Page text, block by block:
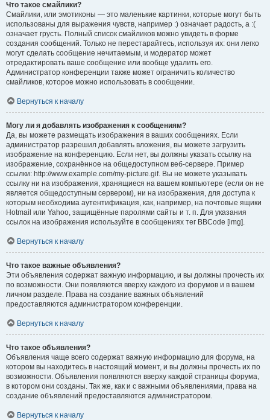
Что такое смайлики?
Смайлики, или эмотиконы — это маленькие картинки, которые могут быть
использованы для выражения чувств, например :) означает радость, а :(
означает грусть. Полный список смайликов можно увидеть в форме
создания сообщений. Только не перестарайтесь, используя их: они легко
могут сделать сообщение нечитаемым, и модератор может
отредактировать ваше сообщение или вообще удалить его.
Администратор конференции также может ограничить количество
смайликов, которое можно использовать в сообщении.
Вернуться к началу
Могу ли я добавлять изображения к сообщениям?
Да, вы можете размещать изображения в ваших сообщениях. Если
администратор разрешил добавлять вложения, вы можете загрузить
изображение на конференцию. Если нет, вы должны указать ссылку на
изображение, сохранённое на общедоступном веб-сервере. Пример
ссылки: http://www.example.com/my-picture.gif. Вы не можете указывать
ссылку ни на изображения, хранящиеся на вашем компьютере (если он не
является общедоступным сервером), ни на изображения, для доступа к
которым необходима аутентификация, как, например, на почтовые ящики
Hotmail или Yahoo, защищённые паролями сайты и т. п. Для указания
ссылок на изображения используйте в сообщениях тег BBCode [img].
Вернуться к началу
Что такое важные объявления?
Эти объявления содержат важную информацию, и вы должны прочесть их
по возможности. Они появляются вверху каждого из форумов и в вашем
личном разделе. Права на создание важных объявлений
предоставляются администратором конференции.
Вернуться к началу
Что такое объявления?
Объявления чаще всего содержат важную информацию для форума, на
котором вы находитесь в настоящий момент, и вы должны прочесть их по
возможности. Объявления появляются вверху каждой страницы форума,
в котором они созданы. Так же, как и с важными объявлениями, права на
создание объявлений предоставляются администратором.
Вернуться к началу